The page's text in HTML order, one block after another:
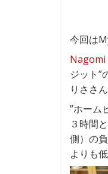
今回は
Nagomi
ジット”
りささん
”ホーム
３時間
側）の
よりも